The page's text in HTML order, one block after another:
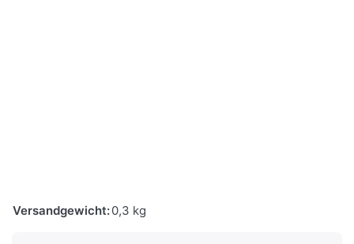
Versandgewicht:0,3 kg